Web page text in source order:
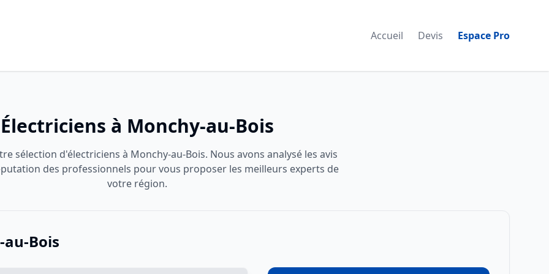
Accueil Devis Espace Pro
Électriciens à Monchy-au-Bois
sélection d'électriciens à Monchy-au-Bois. Nous avons analysé les avis
des professionnels pour vous proposer les meilleurs experts de
votre région.
Bois